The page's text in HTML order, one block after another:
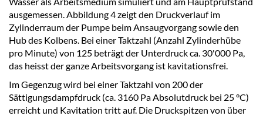
ausgemessen. Abbildung 4 zeigt den Druckverlauf im
Zylinderraum der Pumpe beim Ansaugvorgang sowie den
Hub des Kolbens. Bei einer Taktzahl (Anzahl Zylinderhübe
pro Minute) von 125 beträgt der Unterdruck ca. 30'000 Pa,
das heisst der ganze Arbeitsvorgang ist kavitationsfrei.
Im Gegenzug wird bei einer Taktzahl von 200 der
Sättigungsdampfdruck (ca. 3160 Pa Absolutdruck bei 25 °C)
erreicht und Kavitation tritt auf. Die Druckspitzen von über